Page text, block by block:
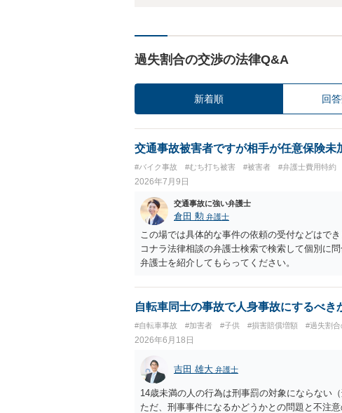
過失割合の交渉の法律Q&A
新着順 回
交通事故被害者ですが相手が任意保険
#バイク事故 #むち打ち被害 #被害者 #弁護士費用特約
2026年7月9日
交通事故に強い弁護士
倉田 勲 弁護士
この場では具体的な事件の依頼の受付などはで
コナラ法律相談の弁護士検索で検索して個別に
弁護士を紹介してもらってください。
自転車同士の事故で人身事故にするべき
#自転車事故 #加害者 #子供 #損害賠償増額 #過失割
2026年6月18日
吉田 雄大 弁護士
14歳未満の人の行為は刑事罰の対象にならない
ただ、刑事事件になるかどうかとの問題と不注